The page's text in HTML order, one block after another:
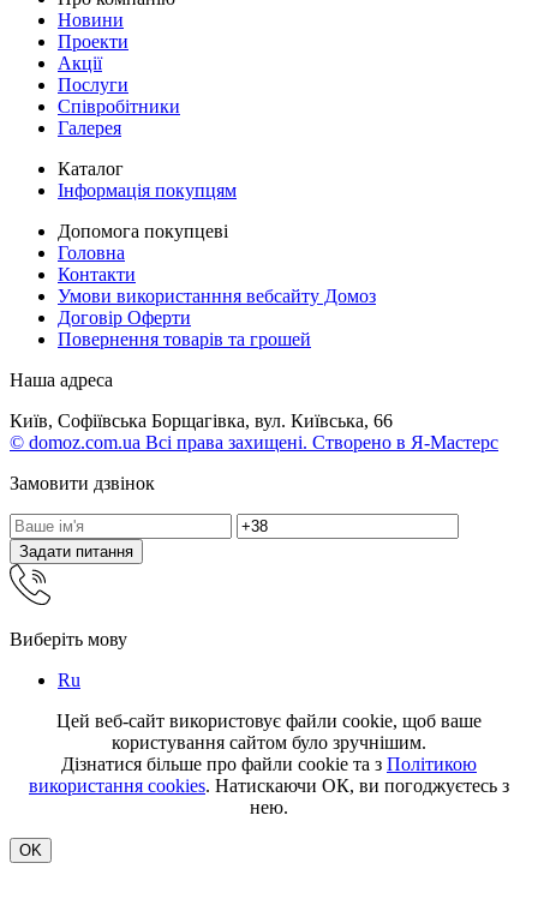
Новини
Проекти
Акції
Послуги
Співробітники
Галерея
Каталог
Інформація покупцям
Допомога покупцеві
Головна
Контакти
Умови використанння вебсайту Домоз
Договір Оферти
Повернення товарів та грошей
Наша адреса
Київ, Софіївська Борщагівка, вул. Київська, 66
© domoz.com.ua Всі права захищені. Створено в Я-Мастерс
Замовити дзвінок
Задати питання
Виберіть мову
Ru
Цей веб-сайт використовує файли cookie, щоб ваше
користування сайтом було зручнішим.
Дізнатися більше про файли cookie та з Політикою
використання cookies. Натискаючи ОК, ви погоджуєтесь з
нею.
OK